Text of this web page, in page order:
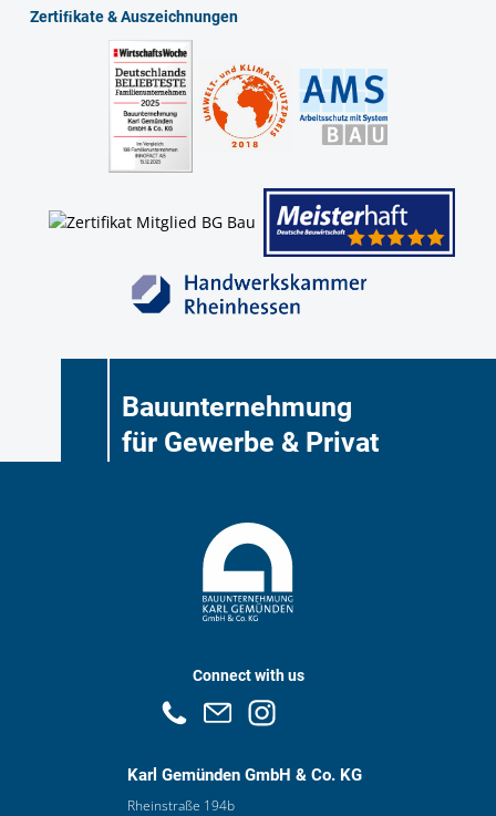
Zertiﬁkate & Auszeichnungen
Bauunternehmung
für Gewerbe & Privat
Connect with us
Karl Gemünden GmbH & Co. KG
Rheinstraße 194b